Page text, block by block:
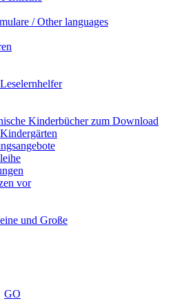
/ Other languages
Kinderbücher zum Download
vor
und Große
GO